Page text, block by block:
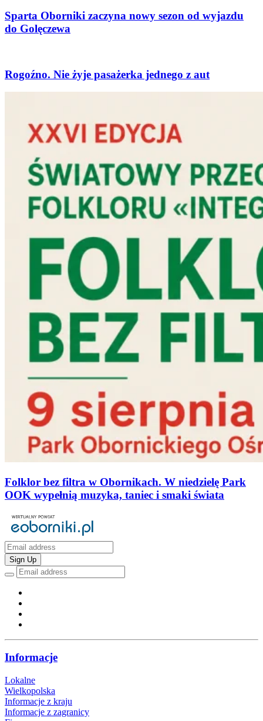
Sparta Oborniki zaczyna nowy sezon od wyjazdu
do Golęczewa
Rogoźno. Nie żyje pasażerka jednego z aut
Folklor bez filtra w Obornikach. W niedzielę Park
OOK wypełnią muzyka, taniec i smaki świata
Sign Up
Informacje
Lokalne
Wielkopolska
Informacje z kraju
Informacje z zagranicy